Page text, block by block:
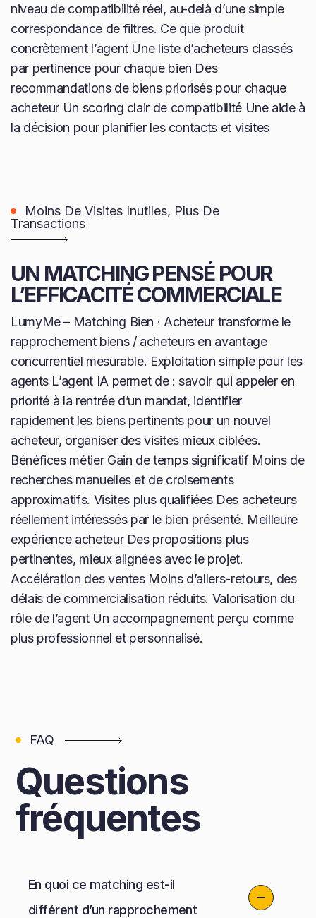
niveau de compatibilité réel, au-delà d’une simple
correspondance de filtres. Ce que produit
concrètement l’agent Une liste d’acheteurs classés
par pertinence pour chaque bien Des
recommandations de biens priorisés pour chaque
acheteur Un scoring clair de compatibilité Une aide à
la décision pour planifier les contacts et visites
Moins De Visites Inutiles, Plus De
Transactions
UN MATCHING PENSÉ POUR
L’EFFICACITÉ COMMERCIALE
LumyMe – Matching Bien · Acheteur transforme le
rapprochement biens / acheteurs en avantage
concurrentiel mesurable. Exploitation simple pour les
agents L’agent IA permet de : savoir qui appeler en
priorité à la rentrée d’un mandat, identifier
rapidement les biens pertinents pour un nouvel
acheteur, organiser des visites mieux ciblées.
Bénéfices métier Gain de temps significatif Moins de
recherches manuelles et de croisements
approximatifs. Visites plus qualifiées Des acheteurs
réellement intéressés par le bien présenté. Meilleure
expérience acheteur Des propositions plus
pertinentes, mieux alignées avec le projet.
Accélération des ventes Moins d’allers-retours, des
délais de commercialisation réduits. Valorisation du
rôle de l’agent Un accompagnement perçu comme
plus professionnel et personnalisé.
FAQ
Questions
fréquentes
En quoi ce matching est-il
différent d’un rapprochement